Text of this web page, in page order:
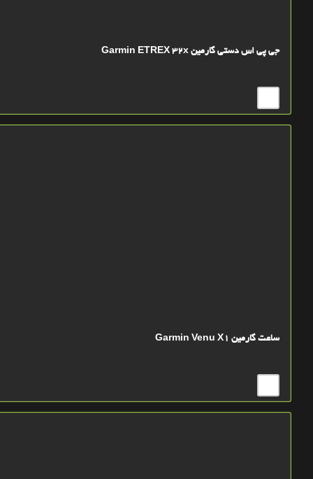
جی پی اس دستی گارمین Garmin ETREX 32x
ساعت گارمین Garmin Venu X1